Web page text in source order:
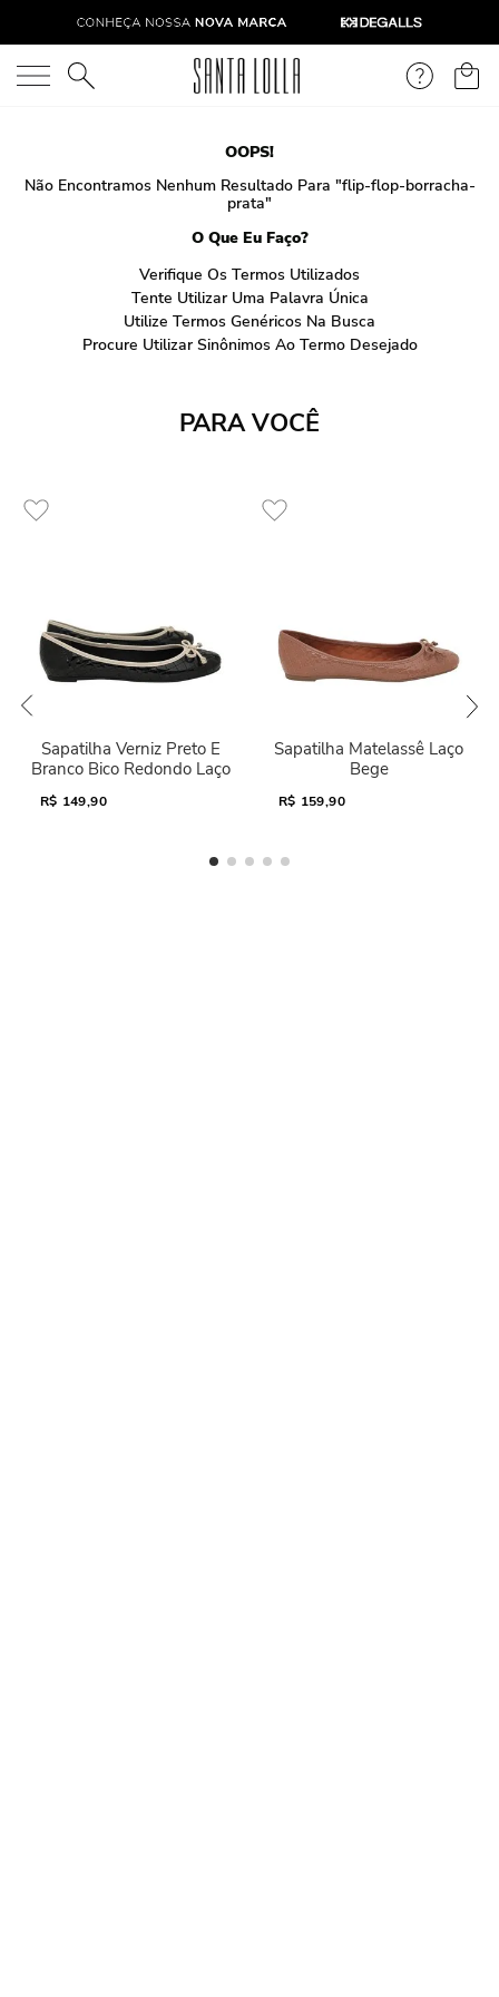
O que você está procurando?
OOPS!
Não Encontramos Nenhum Resultado Para "flip-flop-borracha-
prata"
O Que Eu Faço?
Verifique Os Termos Utilizados
Tente Utilizar Uma Palavra Única
Utilize Termos Genéricos Na Busca
Procure Utilizar Sinônimos Ao Termo Desejado
PARA VOCÊ
Sapatilha Verniz Preto E
Branco Bico Redondo Laço
R$ 149,90
Sapatilha Matelassê Laço
Bege
R$ 159,90